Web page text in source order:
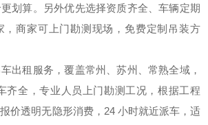
划算。另外优先选择资质齐全、车辆定期
，商家可上门勘测现场，免费定制吊装方
出租服务，覆盖常州、苏州、常熟全域，
齐全，专业人员上门勘测工况，根据工程
价透明无隐形消费，24 小时就近派车，适